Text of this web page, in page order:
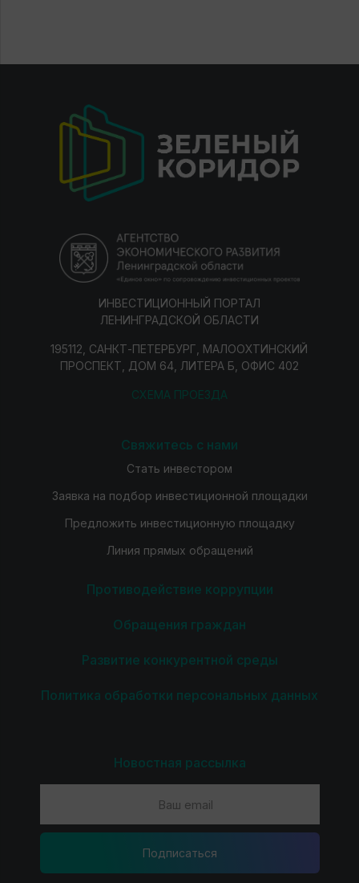
ИНВЕСТИЦИОННЫЙ ПОРТАЛ
ЛЕНИНГРАДСКОЙ ОБЛАСТИ
195112, САНКТ-ПЕТЕРБУРГ, МАЛООХТИНСКИЙ
ПРОСПЕКТ, ДОМ 64, ЛИТЕРА Б, ОФИС 402
СХЕМА ПРОЕЗДА
Свяжитесь с нами
Стать инвестором
Заявка на подбор инвестиционной площадки
Предложить инвестиционную площадку
Линия прямых обращений
Противодействие коррупции
Обращения граждан
Развитие конкурентной среды
Политика обработки персональных данных
Новостная рассылка
Подпиcаться